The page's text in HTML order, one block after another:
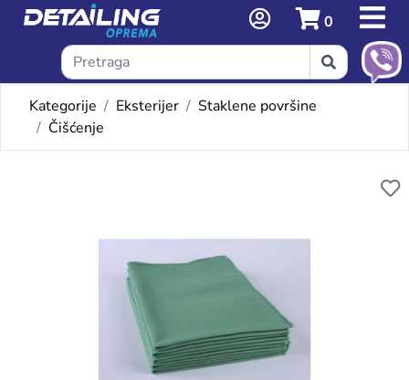
0
Kategorije Eksterijer
Staklene površine
Čišćenje
KRPA ZA STAKLO 40X60